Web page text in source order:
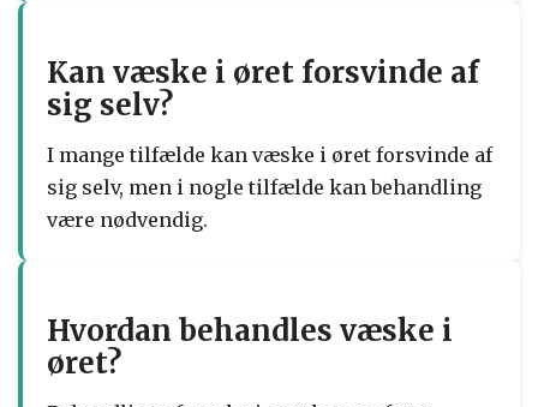
Kan væske i øret forsvinde af
sig selv?
I mange tilfælde kan væske i øret forsvinde af
sig selv, men i nogle tilfælde kan behandling
være nødvendig.
Hvordan behandles væske i
øret?